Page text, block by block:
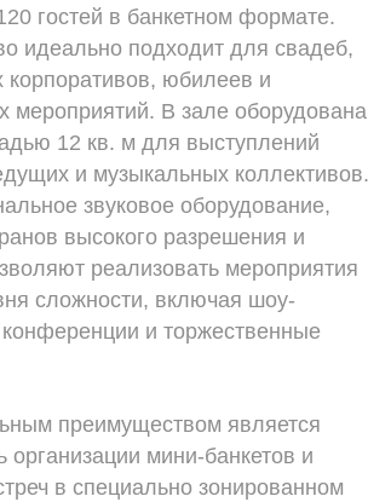
гостей в банкетном формате.
идеально подходит для свадеб,
юбилеев и
мероприятий. В зале оборудована
12 кв. м для выступлений
и музыкальных
звуковое оборудование,
высокого разрешения и
реализовать мероприятия
сложности, включая шоу-
и торжественные
преимуществом является
организации мини-банкетов и
в специально зонированном